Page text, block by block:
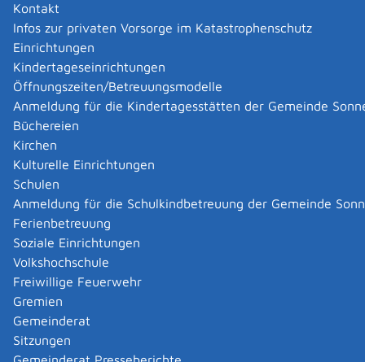
Kontakt
Infos zur privaten Vorsorge im Katastrophenschutz
Einrichtungen
Kindertageseinrichtungen
Öffnungszeiten/Betreuungsmodelle
Anmeldung für die Kindertagesstätten der Gemeinde
Büchereien
Kirchen
Kulturelle Einrichtungen
Schulen
Anmeldung für die Schulkindbetreuung der Gemeinde
Ferienbetreuung
Soziale Einrichtungen
Volkshochschule
Freiwillige Feuerwehr
Gremien
Gemeinderat
Sitzungen